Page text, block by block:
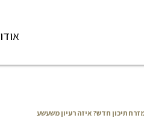
תיכון חדש? איזה רעיון משעשע